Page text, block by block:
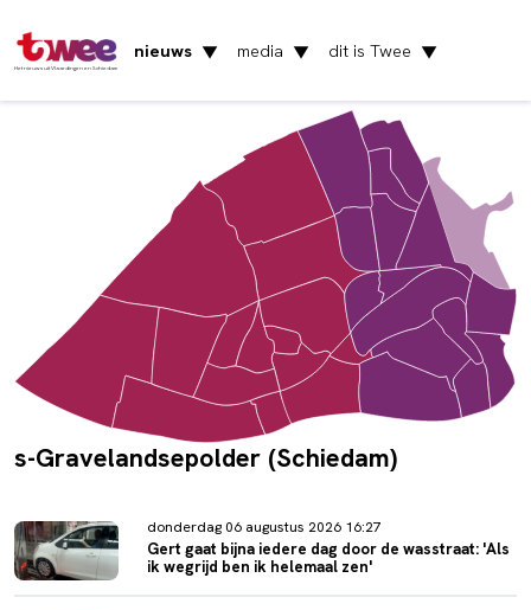
Het nieuws uit Vlaardingen en Schiedam
nieuws ▼ media ▼ dit is Twee ▼
s-Gravelandsepolder (Schiedam)
donderdag 06 augustus 2026 16:27
Gert gaat bijna iedere dag door de wasstraat: 'Als
ik wegrijd ben ik helemaal zen'